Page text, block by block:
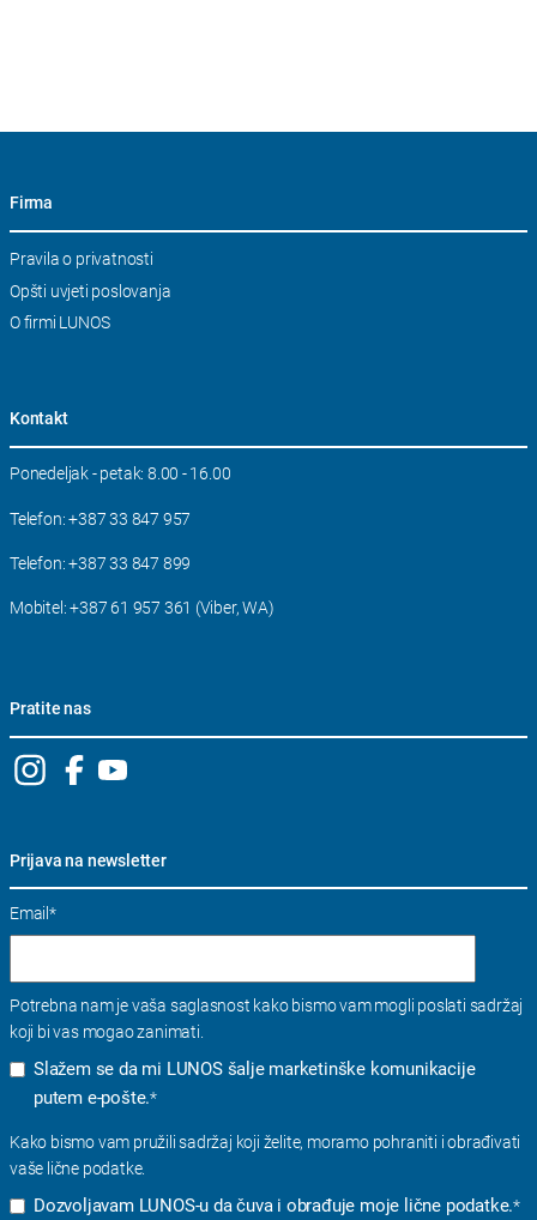
Firma
Skip
Pravila o privatnosti
Opšti uvjeti poslovanja
O firmi LUNOS
Kontakt
Ponedeljak - petak: 8.00 - 16.00
Telefon:+387 33 847 957
Telefon:+387 33 847 899
Mobitel:+387 61 957 361 (Viber, WA)
Pratite nas
Prijava na newsletter
Email *
Potrebna nam je vaša saglasnost kako bismo vam mogli poslati sadržaj
koji bi vas mogao zanimati.
Slažem se da mi LUNOS šalje marketinške komunikacije
putem e-pošte.*
Kako bismo vam pružili sadržaj koji želite, moramo pohraniti i obrađivati ​​
vaše lične podatke.
Dozvoljavam LUNOS-u da čuva i obrađuje moje lične podatke.*